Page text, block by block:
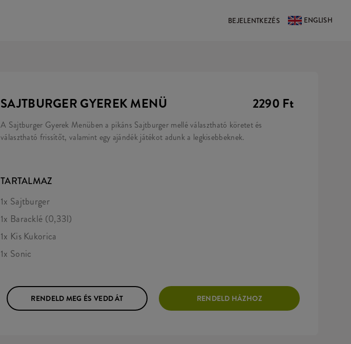
BEJELENTKEZÉS ENGLISH
SAJTBURGER GYEREK MENÜ 2290 Ft
A Sajtburger Gyerek Menüben a pikáns Sajtburger mellé választható köretet és
választható frissítőt, valamint egy ajándék játékot adunk a legkisebbeknek.
TARTALMAZ
1x Sajtburger
1x Baracklé (0,33l)
1x Kis Kukorica
1x Sonic
RENDELD MEG ÉS VEDD ÁT RENDELD HÁZHOZ